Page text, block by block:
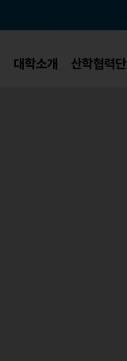
대학소개 산학협력단